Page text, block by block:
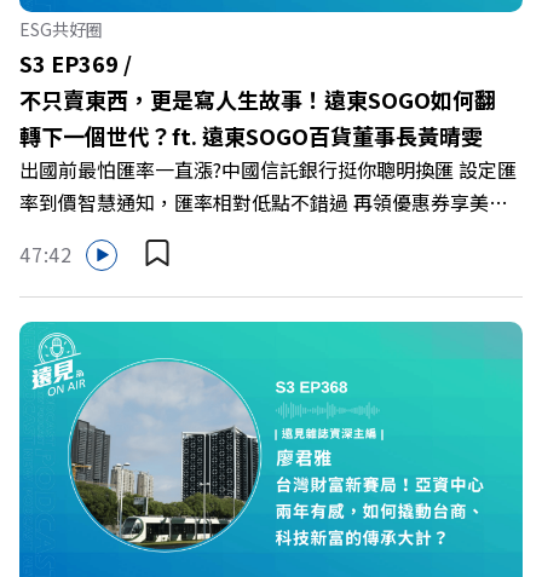
清生活的雜亂。 點開看質感養成術>>
https://gvmkt.pse.is/9al3px ✨關注《遠見》更多的社群：
LINE：https://reurl.cc/A4ELQp IG：
https://bit.ly/3AjBWNV YT：https://bit.ly/38jNi9k
Powered by Firstory Hosting
ESG共好圈
S3 EP369 /
不只賣東西，更是寫人生故事！遠東SOGO如何翻
轉下一個世代？ft. 遠東SOGO百貨董事長黃晴雯
出國前最怕匯率一直漲?中國信託銀行挺你聰明換匯 設定匯
率到價智慧通知，匯率相對低點不錯過 再領優惠券享美金
最高減3分等優惠 立即設定： https://fstry.pse.is/9d7lr7
投資外幣如幣別轉換可能產生匯兌損失，應評估涉及自身情
況審慎投資。 完整注意事項詳見網站資訊。 —— 以上為
Firstory Podcast 廣告 —— 在永續減碳、綠色消費與友善
職場的變革浪潮下，傳統大流量、高耗能的百貨零售業該如
何轉型突圍？ 本集《遠見ON AIR》邀請到遠東SOGO百貨
董事長黃晴雯，帶你解析遠東SOGO如何透過戰略布局，打
造出兼顧企業獲利與社會共好的綠色零售新契機！ 🔺如何
從單純百貨專櫃轉型為有溫度的利他平台？ 🔺最難節能的
零售業如何落實「EP100」能效倍增計畫？ 🔺成功推動育
嬰留停、男同仁樂意成家！驚豔業界的「生育代理人制度」
47:42